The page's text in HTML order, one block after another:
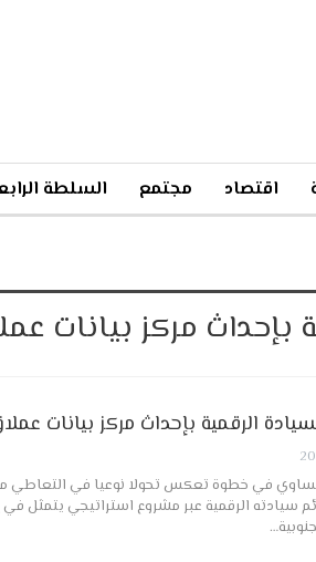
اقتصاد مجتمع السلطة
مركز بيانات
الرقمية بإحداث مركز بيانات
في خطوة تعكس تحولا نوعيا في التعاطي مع
سيادته الرقمية عبر مشروع استراتيجي يتمثل